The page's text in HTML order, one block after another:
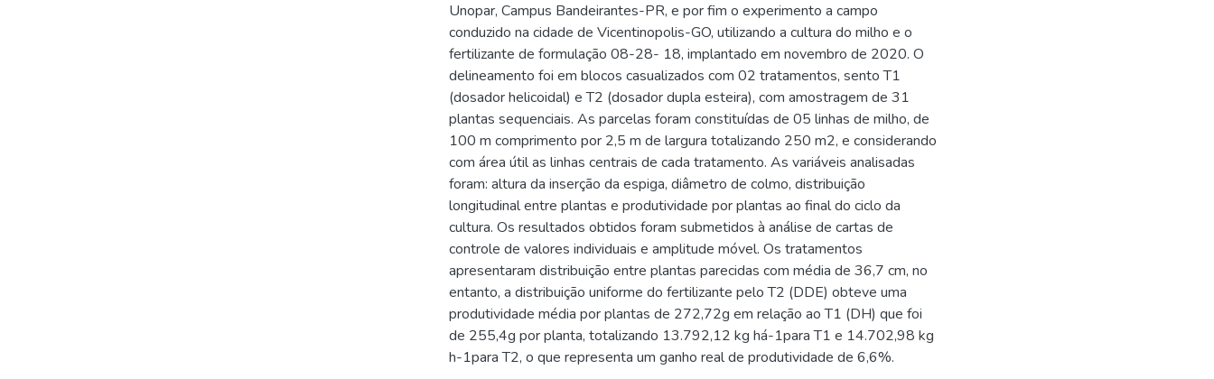
Unopar, Campus Bandeirantes-PR, e por fim o experimento a campo
conduzido na cidade de Vicentinopolis-GO, utilizando a cultura do milho e o
fertilizante de formulação 08-28- 18, implantado em novembro de 2020. O
delineamento foi em blocos casualizados com 02 tratamentos, sento T1
(dosador helicoidal) e T2 (dosador dupla esteira), com amostragem de 31
plantas sequenciais. As parcelas foram constituídas de 05 linhas de milho, de
100 m comprimento por 2,5 m de largura totalizando 250 m2, e considerando
com área útil as linhas centrais de cada tratamento. As variáveis analisadas
foram: altura da inserção da espiga, diâmetro de colmo, distribuição
longitudinal entre plantas e produtividade por plantas ao final do ciclo da
cultura. Os resultados obtidos foram submetidos à análise de cartas de
controle de valores individuais e amplitude móvel. Os tratamentos
apresentaram distribuição entre plantas parecidas com média de 36,7 cm, no
entanto, a distribuição uniforme do fertilizante pelo T2 (DDE) obteve uma
produtividade média por plantas de 272,72g em relação ao T1 (DH) que foi
de 255,4g por planta, totalizando 13.792,12 kg há-1para T1 e 14.702,98 kg
h-1para T2, o que representa um ganho real de produtividade de 6,6%.